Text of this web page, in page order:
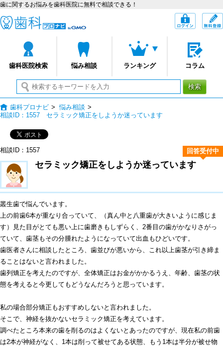
歯に関するお悩みを歯科医院に無料で相談できる！
歯科医院検索 悩み相談 ランキング コラム
ログイン
検索
歯科プロナビ > 悩み相談 >
相談ID：1557 セラミック矯正をしようか迷っています
セラミック矯正をしようか迷っています
叢生歯で悩んでいます。
上の前歯6本が重なり合っていて、（真ん中と八重歯が大きいように感じま
す）見た目がとても悪い上に歯磨きもしずらく、2番目の歯がかなりさがっ
ていて、歯茎もその分腫れたようになっていて出血もひどいです。
歯医者さんに相談したところ、歯並びが悪いから、これ以上歯茎が引き締ま
ることはないと言われました。
歯列矯正を考えたのですが、全体矯正はお金がかかるうえ、年齢、歯茎の状
態を考えると今更してもどうなんだろうと思っています。
私の場合部分矯正もおすすめしないと言われました。
そこで、神経を抜かないセラミック矯正を考えています。
調べたところ本来の歯を削るのはよくないとあったのですが、現在私の前歯
は2本が神経がなく、1本は削って被せてある状態、もう1本は半分が被せ物
相談ID：1557 回答受付中